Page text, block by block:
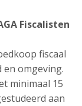
Fiscalisten
fiscaal
en omgeving.
minimaal 15
aan